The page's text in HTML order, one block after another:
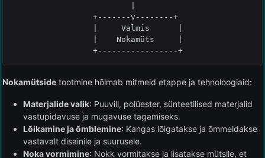
                 +-----------------+
Nokamütside tootmine hõlmab mitmeid etappe ja tehnoloogiaid:
Materjalide valik: Puuvill, polüester, sünteetilised materjalid
vastupidavuse ja mugavuse tagamiseks.
Lõikamine ja õmblemine: Kangas lõigatakse ja õmmeldakse
vastavalt disainile ja suurusele.
Noka vormimine: Nokk vormitakse ja lisatakse mütsile, et